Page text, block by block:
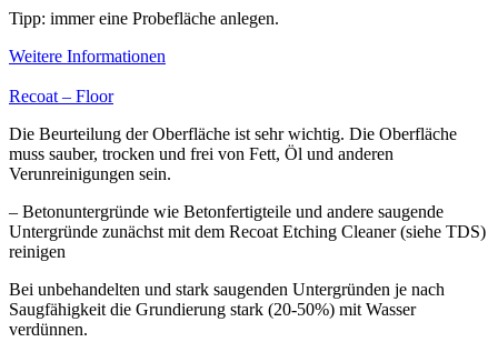
Tipp: immer eine Probefläche anlegen.
Weitere Informationen
Recoat – Floor
Die Beurteilung der Oberfläche ist sehr wichtig. Die Oberfläche
muss sauber, trocken und frei von Fett, Öl und anderen
Verunreinigungen sein.
– Betonuntergründe wie Betonfertigteile und andere saugende
Untergründe zunächst mit dem Recoat Etching Cleaner (siehe TDS)
reinigen
Bei unbehandelten und stark saugenden Untergründen je nach
Saugfähigkeit die Grundierung stark (20-50%) mit Wasser
verdünnen.